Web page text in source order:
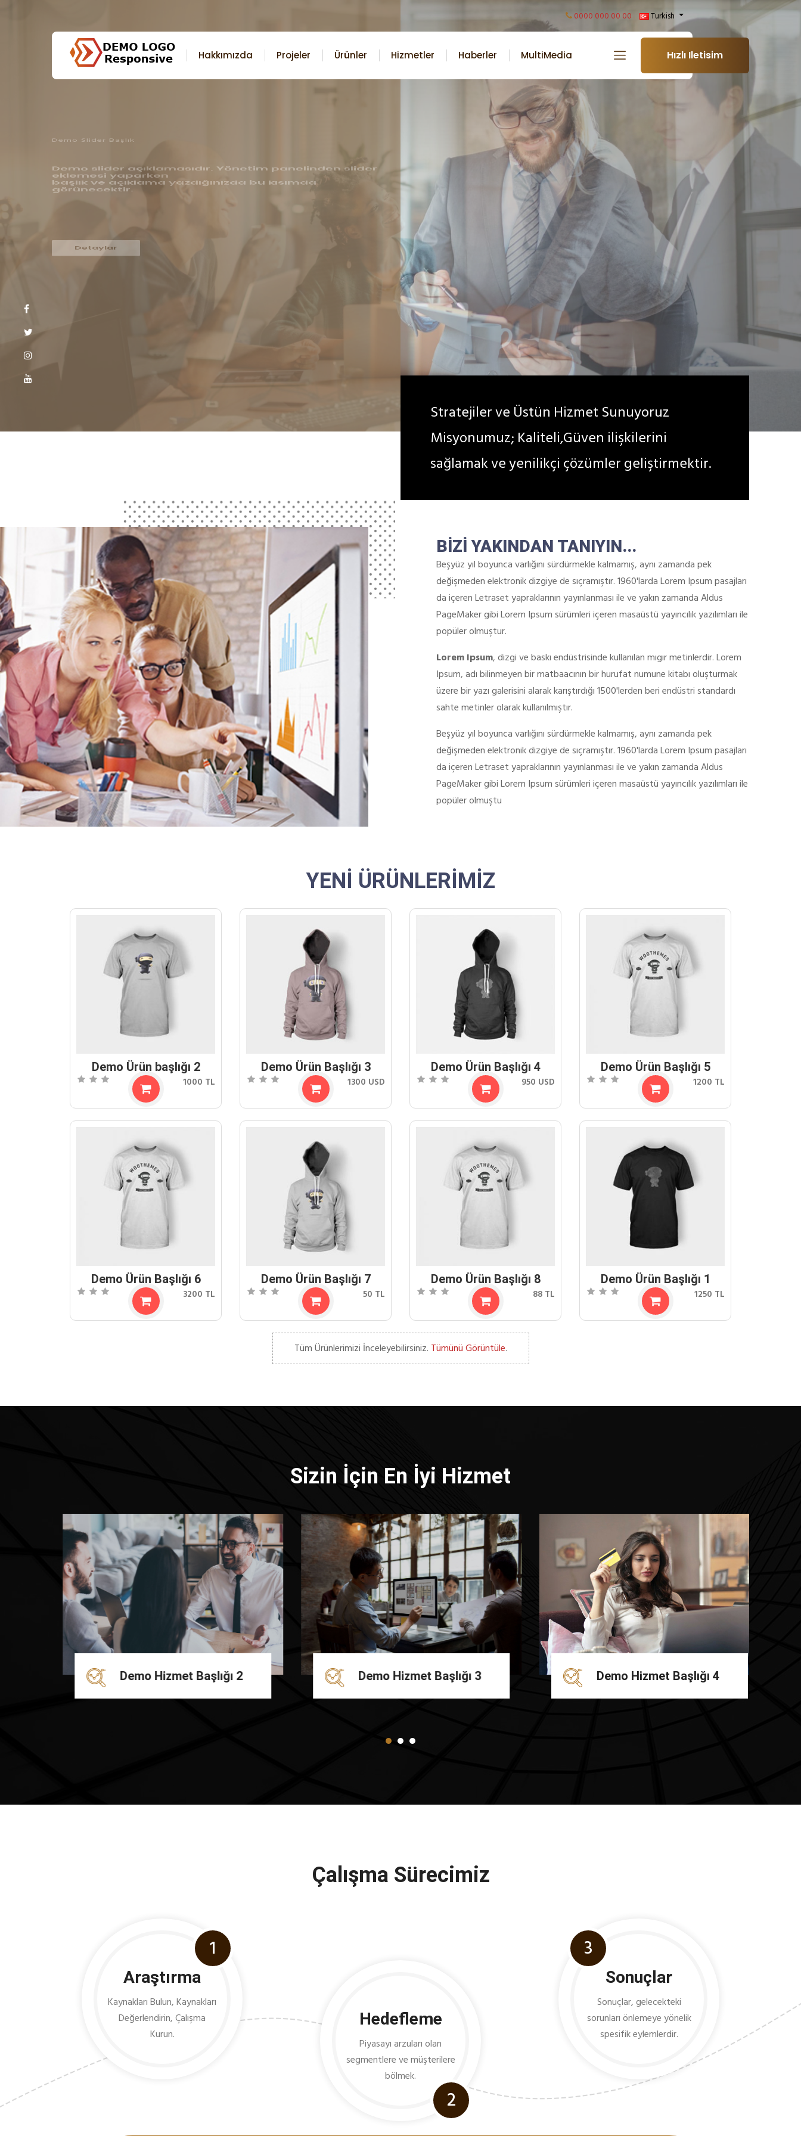
0000 000 00 00 Turkish
Hakkımızda Projeler Ürünler Hizmetler Haberler MultiMedia Hızlı Iletisim
Demo Slider Başlık 2
Demo slider açıklamasıdır. Yönetim panelinden slider
eklemesi yaparken
başlık ve açıklama yazdığınızda bu kısımda
Stratejiler ve Üstün Hizmet Sunuyoruz
Misyonumuz; Kaliteli,Güven ilişkilerini
sağlamak ve yenilikçi çözümler geliştirmektir.
BİZİ YAKINDAN TANIYIN...
Beşyüz yıl boyunca varlığını sürdürmekle kalmamış, aynı zamanda pek
değişmeden elektronik dizgiye de sıçramıştır. 1960'larda Lorem Ipsum pasajları
da içeren Letraset yapraklarının yayınlanması ile ve yakın zamanda Aldus
PageMaker gibi Lorem Ipsum sürümleri içeren masaüstü yayıncılık yazılımları ile
popüler olmuştur.
Lorem Ipsum, dizgi ve baskı endüstrisinde kullanılan mıgır metinlerdir. Lorem
Ipsum, adı bilinmeyen bir matbaacının bir hurufat numune kitabı oluşturmak
üzere bir yazı galerisini alarak karıştırdığı 1500'lerden beri endüstri standardı
sahte metinler olarak kullanılmıştır.
Beşyüz yıl boyunca varlığını sürdürmekle kalmamış, aynı zamanda pek
değişmeden elektronik dizgiye de sıçramıştır. 1960'larda Lorem Ipsum pasajları
da içeren Letraset yapraklarının yayınlanması ile ve yakın zamanda Aldus
PageMaker gibi Lorem Ipsum sürümleri içeren masaüstü yayıncılık yazılımları ile
popüler olmuştu
YENİ ÜRÜNLERİMİZ
Demo Ürün başlığı 2
1000 TL
Demo Ürün Başlığı 3
1300 USD
Demo Ürün Başlığı 4
950 USD
Demo Ürün Başlığı 5
1200 TL
Demo Ürün Başlığı 6
3200 TL
Demo Ürün Başlığı 7
50 TL
Demo Ürün Başlığı 8
88 TL
Demo Ürün Başlığı 1
1250 TL
Tüm Ürünlerimizi İnceleyebilirsiniz. Tümünü Görüntüle.
Sizin İçin En İyi Hizmet
Demo Hizmet Başlığı 2 Demo Hizmet Başlığı 3 Demo Hizmet Başlığı 4
Çalışma Sürecimiz
1
Araştırma
Kaynakları Bulun, Kaynakları
Değerlendirin, Çalışma
Kurun.
2
Hedefleme
Piyasayı arzuları olan
segmentlere ve müşterilere
bölmek.
3
Sonuçlar
Sonuçlar, gelecekteki
sorunları önlemeye yönelik
spesifik eylemlerdir.